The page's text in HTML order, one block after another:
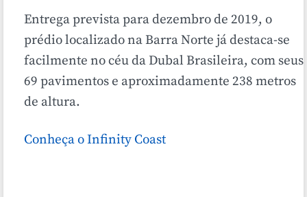
Entrega prevista para dezembro de 2019, o
prédio localizado na Barra Norte já destaca-se
facilmente no céu da Dubal Brasileira, com seus
69 pavimentos e aproximadamente 238 metros
de altura.
Conheça o Infinity Coast